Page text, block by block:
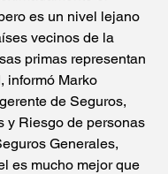
es un nivel lejano
vecinos de la
primas representan
informó Marko
de Seguros,
y Riesgo de personas
Generales,
es mucho mejor que